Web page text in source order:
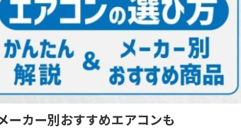
ーカー別おすすめエアコンも